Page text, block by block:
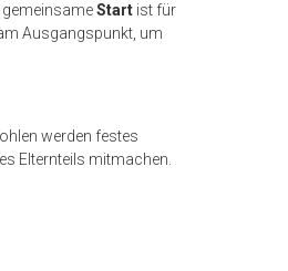
gemeinsameStart ist für
Ausgangspunkt, um
werden festes
Elternteils mitmachen.